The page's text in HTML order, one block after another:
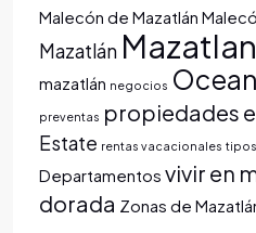
Malecón de Mazatlán
Mazatlán Mazatlan
mazatlán negocios
preventas propiedades
Estate rentas vacacionales tipos
Departamentos vivir en
dorada Zonas de